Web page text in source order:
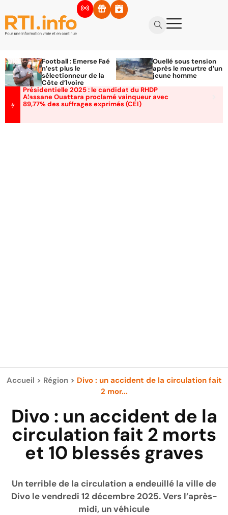
Football : Emerse Faé
n’est plus le
sélectionneur de la
Côte d’Ivoire
Ouellé sous tension
après le meurtre d’un
jeune homme
Présidentielle 2025 : le candidat du RHDP
Alassane Ouattara proclamé vainqueur avec
89,77% des suffrages exprimés (CEI)
Accueil > Région> Divo : un accident de la circulation fait
2 mor...
Divo : un accident de la
circulation fait 2 morts
et 10 blessés graves
Un terrible de la circulation a endeuillé la ville de
Divo le vendredi 12 décembre 2025. Vers l’après-
midi, un véhicule